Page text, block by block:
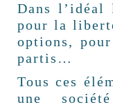
Dans
pour la
options,
partis…
Tous ces
une